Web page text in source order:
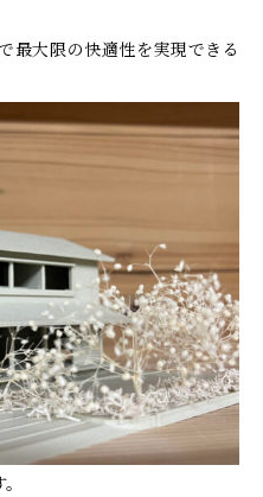
最大限の快適性を実現できる